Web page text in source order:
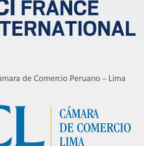
de Comercio Peruano – Lima